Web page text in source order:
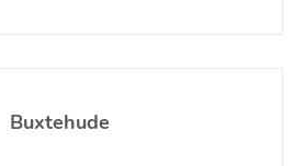
Buxtehude